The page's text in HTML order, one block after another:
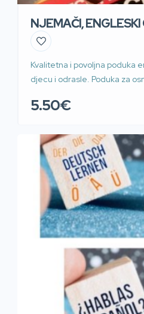
NJEMAČI,
Kvalitetna i povoljna poduka
djecu i odrasle. Poduka za
podučavanja stranog jezika.
MATURE i ispite. Engleski i
INOZEMSTVU.
kvalitete. Posebne
(cijena […]
5.50€